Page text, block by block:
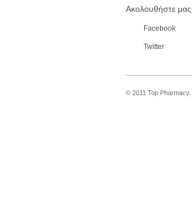
Ακολουθήστε μας
Facebook
Twitter
© 2011 Top Pharmacy.